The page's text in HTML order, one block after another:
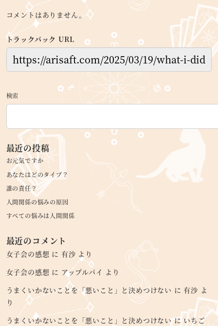
コメントはありません。
トラックバック URL
検索
最近の投稿
お元気ですか
あなたはどのタイプ？
誰の責任？
人間関係の悩みの原因
すべての悩みは人間関係
最近のコメント
女子会の感想 に 有沙 より
女子会の感想 に アップルパイ より
うまくいかないことを「悪いこと」と決めつけない に有沙 よ
り
うまくいかないことを「悪いこと」と決めつけないに いちご